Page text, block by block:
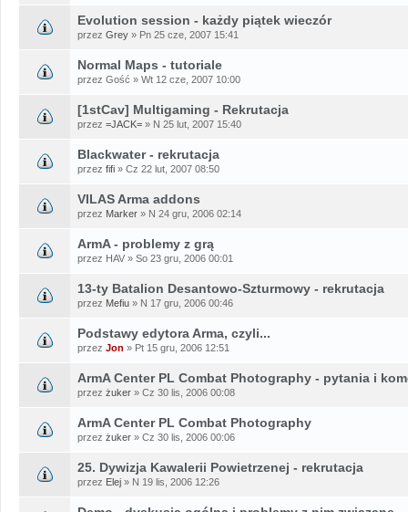
Evolution session - każdy piątek wieczór
przez Grey » Pn 25 cze, 2007 15:41
Normal Maps - tutoriale
przez Gość » Wt 12 cze, 2007 10:00
[1stCav] Multigaming - Rekrutacja
przez =JACK= » N 25 lut, 2007 15:40
Blackwater - rekrutacja
przez fifi » Cz 22 lut, 2007 08:50
VILAS Arma addons
przez Marker » N 24 gru, 2006 02:14
ArmA - problemy z grą
przez HAV » So 23 gru, 2006 00:01
13-ty Batalion Desantowo-Szturmowy - rekrutacja
przez Mefiu » N 17 gru, 2006 00:46
Podstawy edytora Arma, czyli...
przez Jon » Pt 15 gru, 2006 12:51
ArmA Center PL Combat Photography - pytania i
przez żuker » Cz 30 lis, 2006 00:08
ArmA Center PL Combat Photography
przez żuker » Cz 30 lis, 2006 00:06
25. Dywizja Kawalerii Powietrzenej - rekrutacja
przez Elej » N 19 lis, 2006 12:26